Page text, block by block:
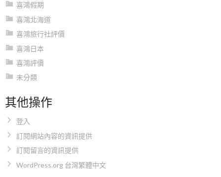
喜鴻假期
喜鴻北海道
喜鴻旅行社評價
喜鴻日本
喜鴻評價
未分類
其他操作
登入
訂閱網站內容的資訊提供
訂閱留言的資訊提供
WordPress.org 台灣繁體中文